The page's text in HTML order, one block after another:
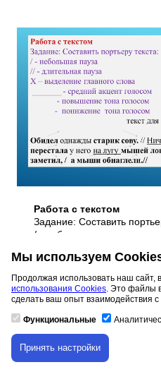
Работа с текстом
Задание: Составить
/ - небольшая пауза
Х – выделение главного
_______ - средний акцент
- повышение тона голосом
- понижение тона голосом
текст для чтения
Обиделоднажды
совастарику,/ но
ловить.//Старик
Скачивание материала
авторизованных пользователей.
Мы используем
Продолжая использовать наш сайт,
использования Cookies. Это файлы
сделать ваш опыт взаимодействия
Функциональные
Принять настройки